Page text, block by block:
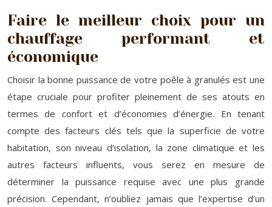
Faire le meilleur choix pour un
chauffage performant et
économique
Choisir la bonne puissance de votre poêle à granulés est une
étape cruciale pour profiter pleinement de ses atouts en
termes de confort et d’économies d’énergie. En tenant
compte des facteurs clés tels que la superficie de votre
habitation, son niveau d’isolation, la zone climatique et les
autres facteurs influents, vous serez en mesure de
déterminer la puissance requise avec une plus grande
précision. Cependant, n’oubliez jamais que l’expertise d’un